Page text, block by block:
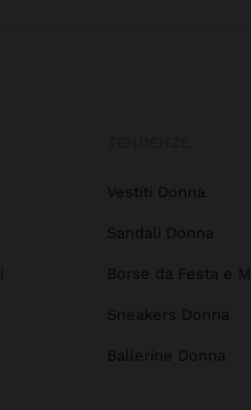
Vestiti Donna
Sandali Donna
Borse da Festa e
Sneakers Donna
Ballerine Donna